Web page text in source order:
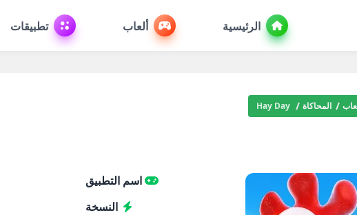
الرئيسية ألعاب تطبيقات
المحاكاة Hay Day
اسم التطبيق
النسخة